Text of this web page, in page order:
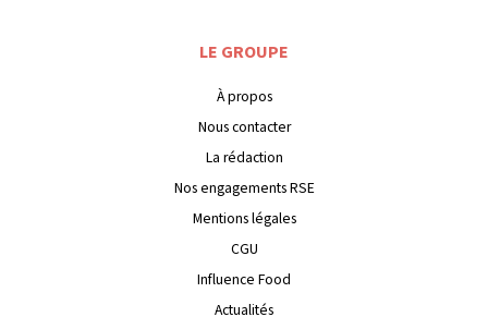
LE GROUPE
À propos
Nous contacter
La rédaction
Nos engagements RSE
Mentions légales
CGU
Influence Food
Actualités